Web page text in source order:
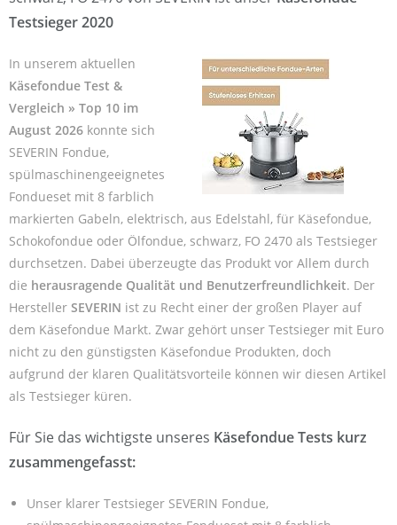
Testsieger 2020
In unserem aktuellen
Käsefondue Test &
Vergleich » Top 10 im
August 2026 konnte sich
SEVERIN Fondue,
spülmaschinengeeignetes
Fondueset mit 8 farblich
markierten Gabeln, elektrisch, aus Edelstahl, für Käsefondue,
Schokofondue oder Ölfondue, schwarz, FO 2470 als Testsieger
durchsetzen. Dabei überzeugte das Produkt vor Allem durch
die herausragende Qualität und Benutzerfreundlichkeit. Der
Hersteller SEVERIN ist zu Recht einer der großen Player auf
dem Käsefondue Markt. Zwar gehört unser Testsieger mit Euro
nicht zu den günstigsten Käsefondue Produkten, doch
aufgrund der klaren Qualitätsvorteile können wir diesen Artikel
als Testsieger küren.
Für Sie das wichtigste unseres Käsefondue Tests kurz
zusammengefasst:
Unser klarer Testsieger SEVERIN Fondue,